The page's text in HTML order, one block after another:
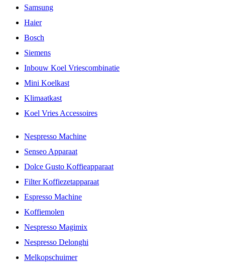
Samsung
Haier
Bosch
Siemens
Inbouw Koel Vriescombinatie
Mini Koelkast
Klimaatkast
Koel Vries Accessoires
Nespresso Machine
Senseo Apparaat
Dolce Gusto Koffieapparaat
Filter Koffiezetapparaat
Espresso Machine
Koffiemolen
Nespresso Magimix
Nespresso Delonghi
Melkopschuimer